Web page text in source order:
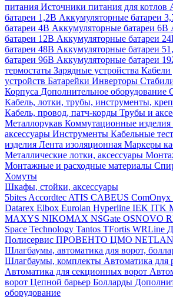
питания Источники питания для котлов
батареи 1,2В Аккумуляторные батареи
батареи 4В Аккумуляторные батареи 6В
батареи 12В Аккумуляторные батареи
батареи 48В Аккумуляторные батареи
батареи 96В Аккумуляторные батареи
термостаты Зарядные устройства Кабели
устройств Батарейки Инверторы
Корпуса Дополнительное оборудование
Кабель, лотки, трубы, инструменты,
Кабель, провод, патч-корды Трубы и
Металлорукав Коммутационные изделия
аксессуары Инструменты Кабельные
изделия Лента изоляционная Маркеры
Металлические лотки, аксессуары
Монтажные и расходные материалы
Хомуты
Шкафы, стойки, аксессуары
5bites Accordtec ATIS CABEUS ComOnyx
Datarex Elbox Eurolan Hyperline IEK ITK
MAXYS NIKOMAX NSGate OSNOVO
Space Technology Tantos TFortis WRLine
Полисервис ПРОВЕНТО ЦМО NETLAN
Шлагбаумы, автоматика для ворот,
Шлагбаумы, комплекты Автоматика для
Автоматика для секционных ворот
ворот Цепной барьер Болларды
оборудование